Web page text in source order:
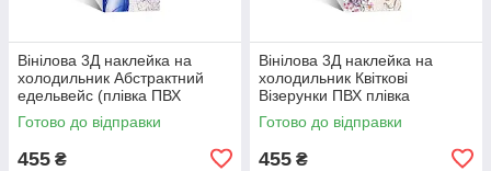
Вінілова 3Д наклейка на
холодильник Абстрактний
едельвейс (плівка ПВХ
фотодрук) 600х1800 мм
Абстракція Синій
Готово до відправки
455 ₴
Вінілова 3Д наклейка на
холодильник Квіткові
Візерунки ПВХ плівка
самоклеюча Абстракція
Бежевий 600х1800 мм
Готово до відправки
455 ₴